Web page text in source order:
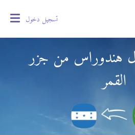
تسجيل دخول
هندوراس من جزر
القمر